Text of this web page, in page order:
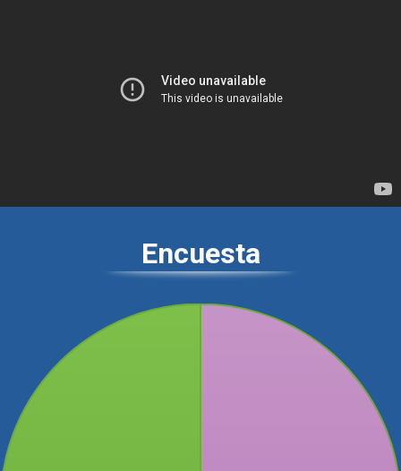
Encuesta